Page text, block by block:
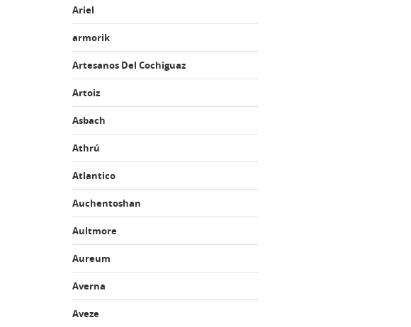
Ariel
armorik
Artesanos Del Cochiguaz
Artoiz
Asbach
Athrú
Atlantico
Auchentoshan
Aultmore
Aureum
Averna
Aveze